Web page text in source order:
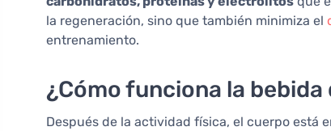
la regeneración, sino que también minimiza el
entrenamiento.
¿Cómo funciona la
Después de la actividad física, el cuerpo está